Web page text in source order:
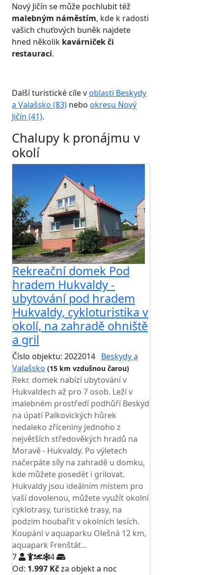
Nový Jičín se může pochlubit též
malebným náměstím, kde k radosti
vašich chuťových buněk najdete
hned několik kavárniček či
restaurací.
Další turistické cíle voblasti Beskydy
a Valašsko (83) nebo okresu Nový
Jičín (41).
Chalupy k pronájmu v
okolí
Rekreační domek Pod
hradem Hukvaldy -
ubytování pod hradem
Hukvaldy, cykloturistika v
okolí, na zahradě ohniště
a gril
Číslo objektu: 2022014 Beskydy a
Valašsko (15 km vzdušnou čarou)
Rekr. domek nabízí ubytování v
Hukvaldech až pro 7 osob. Leží v
malebném prostředí podhůří Beskyd
na úpatí Palkovických hůrek
nedaleko zříceniny jednoho z
největších středověkých hradů na
Moravě - Hukvaldy. Po výletech
načerpáte síly na zahradě u domku,
kde můžete posedět i grilovat.
Hukvaldy jsou ideálním místem pro
vaší dovolenou, můžete využít okolní
cyklotrasy, turistické trasy, na
podzim houbařit v okolních lesích.
Koupání v aquaparku Olešná 12 km,
aquapark Frenštát...
7
4
Od: 1.997 Kčza objekt a noc